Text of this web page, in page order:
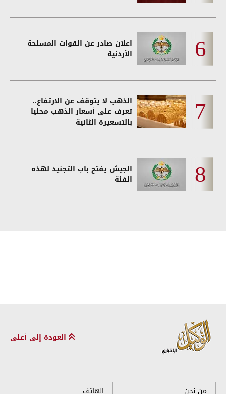
اعلان صادر عن القوات المسلحة
الأردنية
الذهب لا يتوقف عن الارتفاع..
تعرف على أسعار الذهب محليا
بالتسعيرة الثانية
الجيش يفتح باب التجنيد لهذه
الفئة
العودة إلى أعلى
من نحن الهاتف